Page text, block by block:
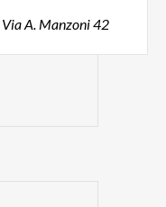
ViaA. Manzoni42